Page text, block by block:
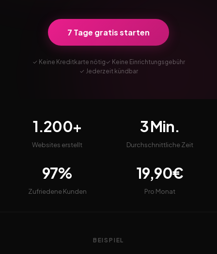
7 Tage gratis starten
✓ Keine Kreditkarte nötig✓ Keine Einrichtungsgebühr
✓ Jederzeit kündbar
1.200+
Websites erstellt
3 Min.
Durchschnittliche Zeit
97%
Zufriedene Kunden
19,90€
Pro Monat
BEISPIEL